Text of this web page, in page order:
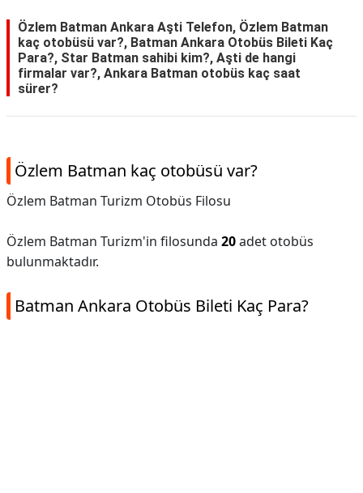
Özlem Batman Ankara Aşti Telefon, Özlem Batman
kaç otobüsü var?, Batman Ankara Otobüs Bileti Kaç
Para?, Star Batman sahibi kim?, Aşti de hangi
firmalar var?, Ankara Batman otobüs kaç saat
sürer?
Özlem Batman kaç otobüsü var?
Özlem Batman Turizm Otobüs Filosu
Özlem Batman Turizm'in filosunda 20adet otobüs
bulunmaktadır.
Batman Ankara Otobüs Bileti Kaç Para?